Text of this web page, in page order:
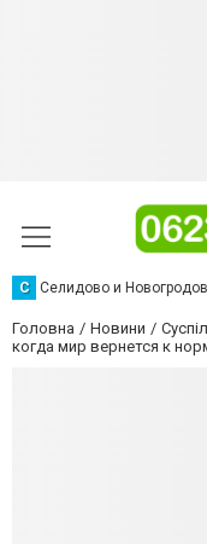
С Селидово и
Головна Новини
когда мир вернется к